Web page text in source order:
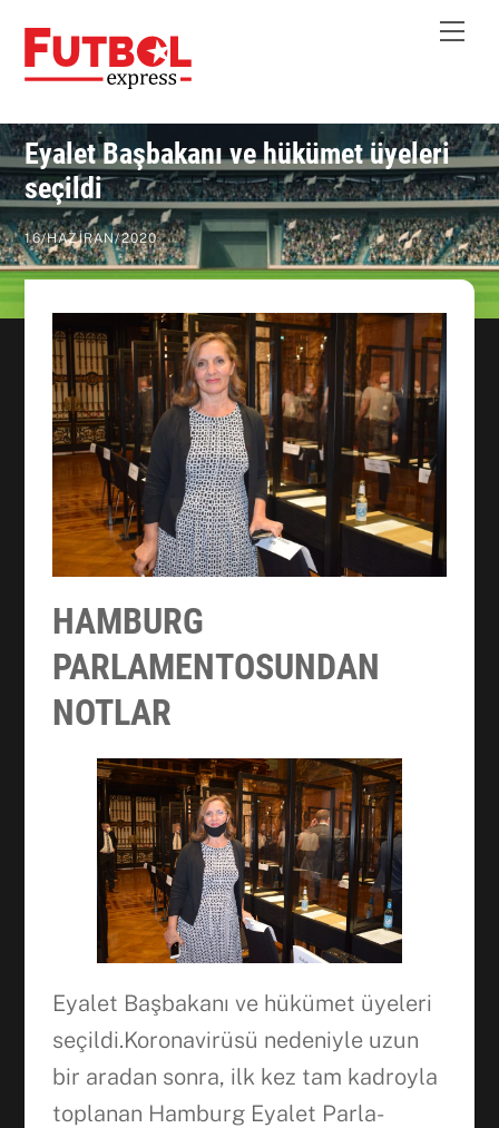
content
Eyalet Başbakanı ve hükümet üyeleri
seçildi
16/HAZIRAN/2020
HAMBURG
PARLAMENTOSUNDAN
NOTLAR
Eyalet Başbakanı ve hükümet üyeleri
seçildi.Koronavirüsü nedeniyle uzun
bir aradan sonra, ilk kez tam kadroyla
toplanan Hamburg Eyalet Parla-